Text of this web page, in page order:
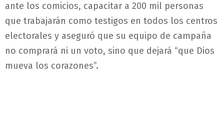
ante los comicios, capacitar a 200 mil personas
que trabajarán como testigos en todos los centros
electorales y aseguró que su equipo de campaña
no comprará ni un voto, sino que dejará “que Dios
mueva los corazones”.